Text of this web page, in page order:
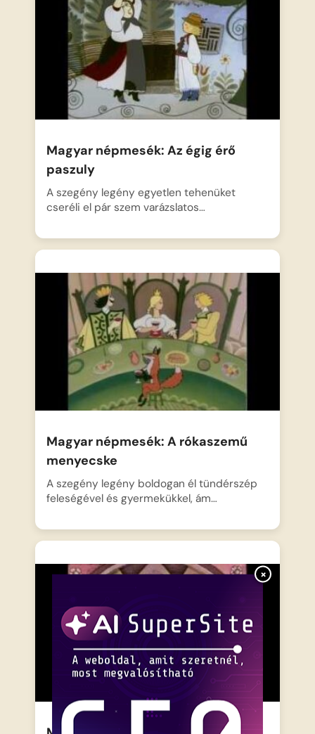
×
Magyar népmesék: Az égig érő
paszuly
A szegény legény egyetlen tehenüket
cseréli el pár szem varázslatos…
Magyar népmesék: A rókaszemű
menyecske
A szegény legény boldogan él tündérszép
feleségével és gyermekükkel, ám…